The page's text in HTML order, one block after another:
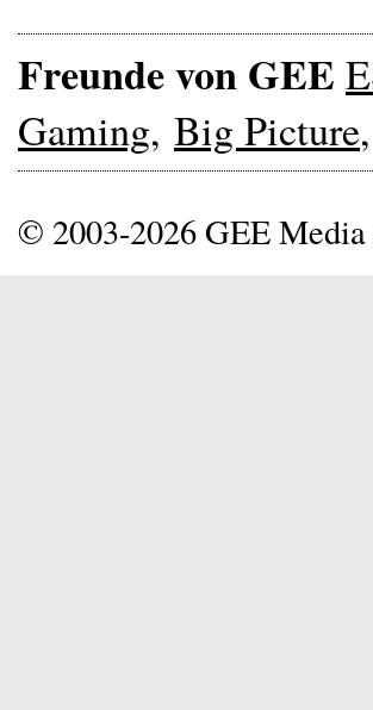
Freunde von GEE
Gaming, Big Picture,
© 2003-2026 GEE